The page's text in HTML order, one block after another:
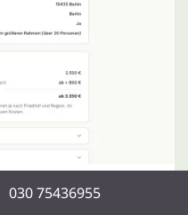
030 75436955